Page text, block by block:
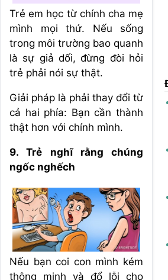
Trẻ em học từ chính cha mẹ
mình mọi thứ. Nếu sống
trong môi trường bao quanh
là sự giả dối, đừng đòi hỏi
trẻ phải nói sự thật.
Giải pháp là phải thay đổi từ
cả hai phía: Bạn cần thành
thật hơn với chính mình.
9. Trẻ nghĩ rằng chúng
ngốc nghếch
Nếu bạn coi con mình kém
thông minh và đổ lỗi cho